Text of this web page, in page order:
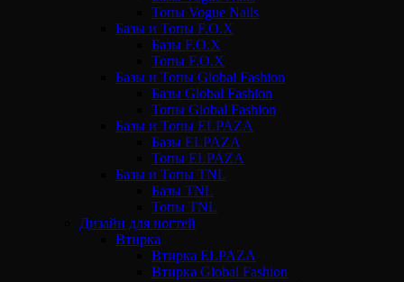
Топы Vogue Nails
Базы и Топы F.O.X
Базы F.O.X
Топы F.O.X
Базы и Топы Global Fashion
Базы Global Fashion
Топы Global Fashion
Базы и Топы ELPAZA
Базы ELPAZA
Топы ELPAZA
Базы и Топы TNL
Базы TNL
Топы TNL
Дизайн для ногтей
Втирка
Втирка ELPAZA
Втирка Global Fashion